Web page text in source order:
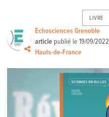
LIVRE
Echosciences Grenoble
article publié le19/09/2022
Hauts-de-France